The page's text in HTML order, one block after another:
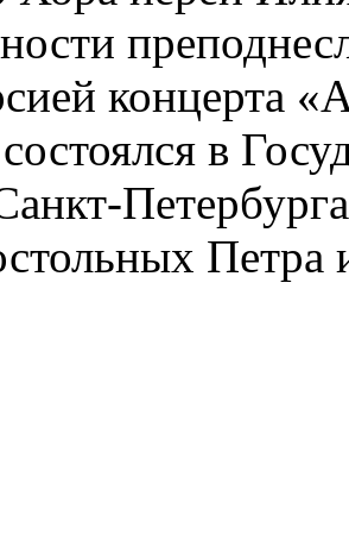
концерта
в
Петра